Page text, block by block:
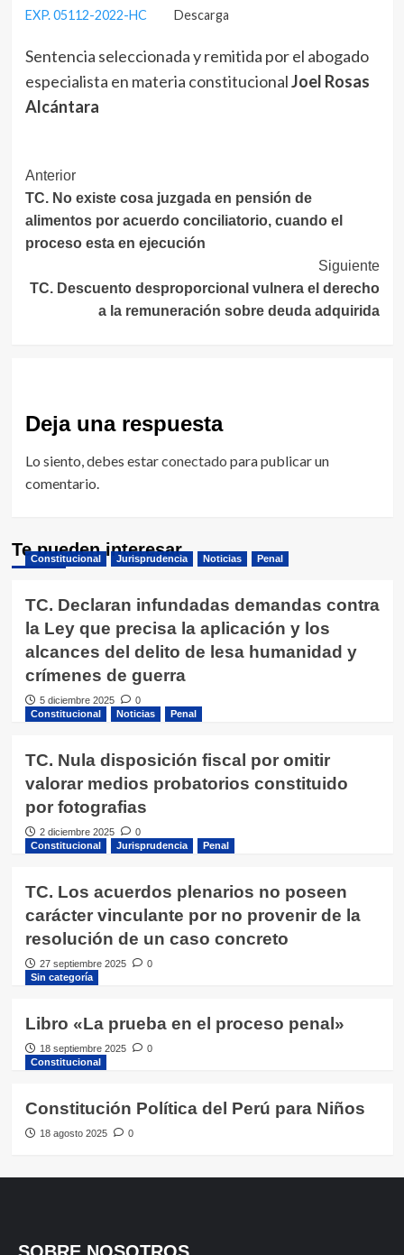
EXP. 05112-2022-HC Descarga
Sentencia seleccionada y remitida por el abogado
especialista en materia constitucionalJoel Rosas
Alcántara
Navegación
de
entradas
Anterior
TC. No existe cosa juzgada en pensión de
alimentos por acuerdo conciliatorio, cuando el
proceso esta en ejecución
Siguiente
TC. Descuento desproporcional vulnera el derecho
a la remuneración sobre deuda adquirida
Deja una respuesta
Lo siento, debes estarconectado para publicar un
comentario.
Te pueden interesar
Constitucional Jurisprudencia Noticias Penal
TC. Declaran infundadas demandas contra
la Ley que precisa la aplicación y los
alcances del delito de lesa humanidad y
crímenes de guerra
5 diciembre 2025
0
Constitucional
Noticias Penal
TC. Nula disposición fiscal por omitir
valorar medios probatorios constituido
por fotografias
2 diciembre 2025
0
Constitucional
Jurisprudencia Penal
TC. Los acuerdos plenarios no poseen
carácter vinculante por no provenir de la
resolución de un caso concreto
27 septiembre 2025
0
Sin categoría
Libro «La prueba en el proceso penal»
18 septiembre 2025
0
Constitucional
Constitución Política del Perú para Niños
18 agosto 2025 0